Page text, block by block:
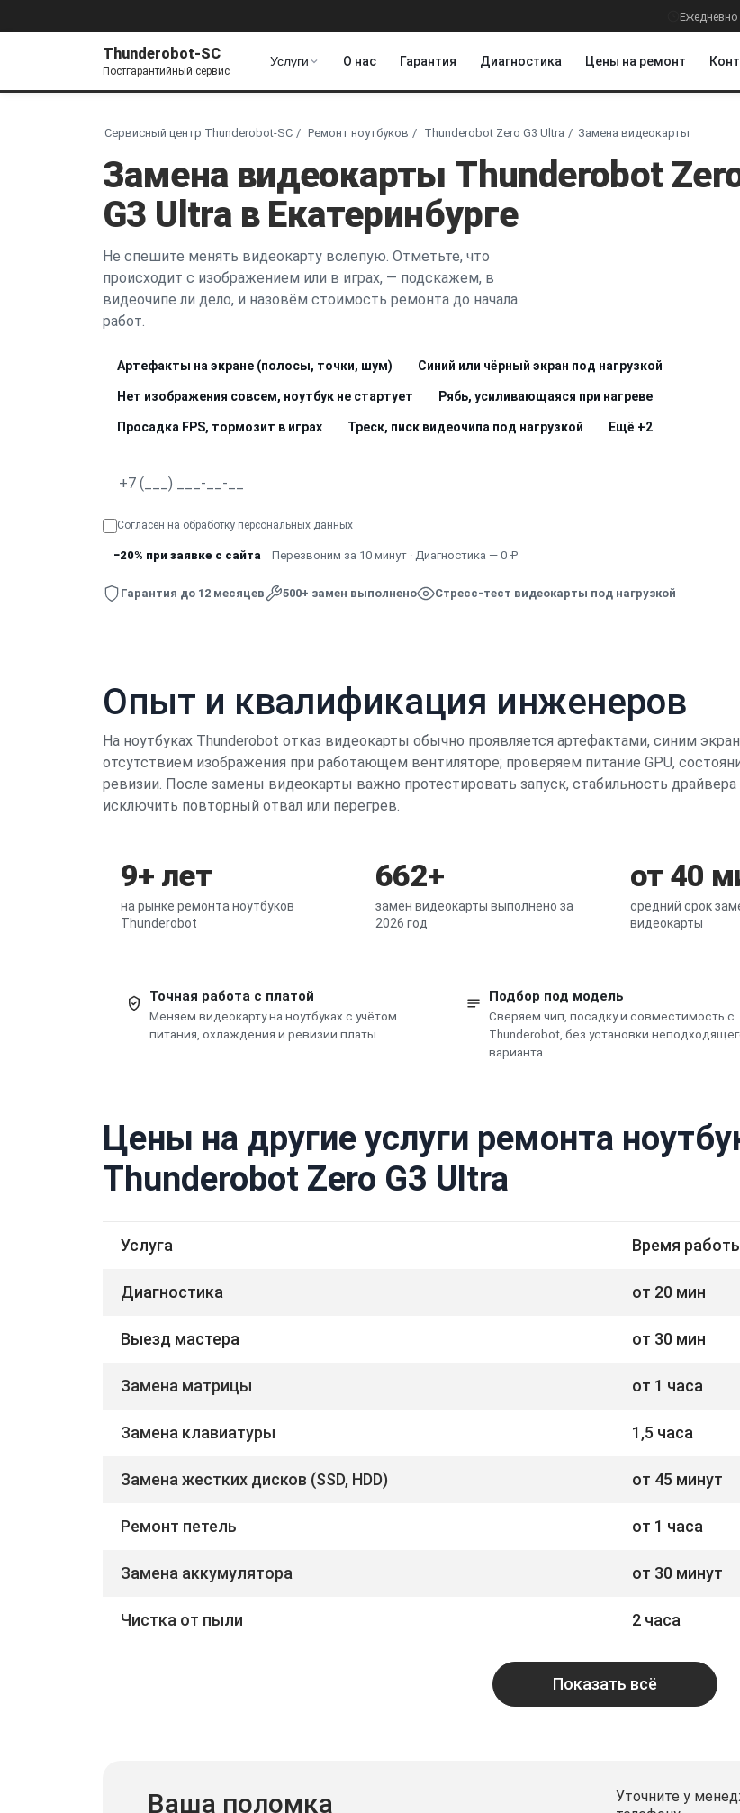
Ежедневно
Thunderobot-SC
Постгарантийный сервис
Услуги О нас Гарантия Диагностика Цены на ремонт
Сервисный центр Thunderobot-SC Ремонт ноутбуков Thunderobot Zero G3 Ultra Замена видеокарты
Замена видеокарты Thunderobot
G3 Ultra в Екатеринбурге
Не спешите менять видеокарту вслепую. Отметьте, что
происходит с изображением или в играх, — подскажем, в
видеочипе ли дело, и назовём стоимость ремонта до начала
работ.
Артефакты на экране (полосы, точки, шум) Синий или чёрный экран под нагрузкой
Нет изображения совсем, ноутбук не стартует Рябь, усиливающаяся при нагреве
Просадка FPS, тормозит в играх Треск, писк видеочипа под нагрузкой Ещё +2
Согласен на обработку персональных данных
−20% при заявке с сайта Перезвоним за 10 минут · Диагностика — 0 ₽
Гарантия до 12 месяцев 500+ замен выполнено Стресс-тест видеокарты под нагрузкой
Опыт и квалификация инженеров
На ноутбуках Thunderobot отказ видеокарты обычно проявляется артефактами, синим
отсутствием изображения при работающем вентиляторе; проверяем питание GPU,
ревизии. После замены видеокарты важно протестировать запуск, стабильность
исключить повторный отвал или перегрев.
9+ лет
на рынке ремонта ноутбуков
Thunderobot
662+
замен видеокарты выполнено за
2026 год
от 40
средний срок
видеокарты
Точная работа с платой
Меняем видеокарту на ноутбуках с учётом
питания, охлаждения и ревизии платы.
Подбор под модель
Сверяем чип, посадку и совместимость с
Thunderobot, без установки
варианта.
Цены на другие услуги ремонта
Thunderobot Zero G3 Ultra
Услуга Время
Диагностика от 20 мин
Выезд мастера от 30 мин
Замена матрицы от 1 часа
Замена клавиатуры 1,5 часа
Замена жестких дисков (SSD, HDD) от 45 минут
Ремонт петель от 1 часа
Замена аккумулятора от 30 минут
Чистка от пыли 2 часа
Показать всё
Ваша поломка
Уточните у